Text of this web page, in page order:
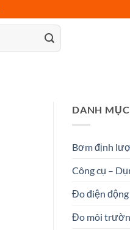
DANH MỤC
Bơm định
Công cụ –
Đo điện
Đo môi